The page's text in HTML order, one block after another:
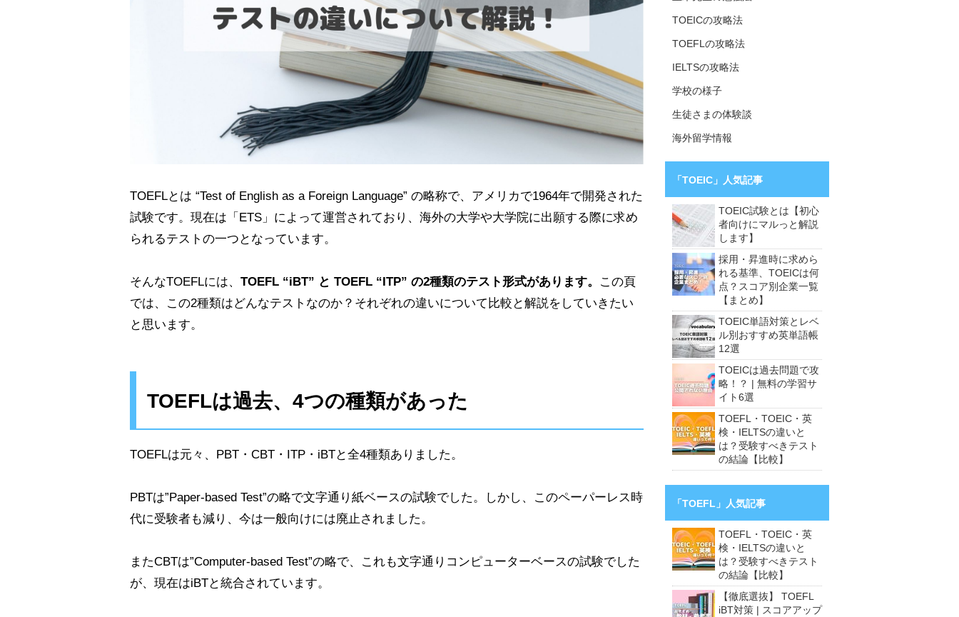
TOEFLとは “Test of English as a Foreign Language” の略称で、アメリカで1964年で開発された
試験です。現在は「ETS」によって運営されており、海外の大学や大学院に出願する際に求め
られるテストの一つとなっています。
そんなTOEFLには、 TOEFL “iBT” と TOEFL “ITP” の2種類のテスト形式があります。
この頁
では、この2種類はどんなテストなのか？それぞれの違いについて比較と解説をしていきたい
と思います。
TOEFLは過去、4つの種類があった
TOEFLは元々、PBT・CBT・ITP・iBTと全4種類ありました。
PBTは”Paper-based Test”の略で文字通り紙ベースの試験でした。しかし、このペーパーレス時
代に受験者も減り、今は一般向けには廃止されました。
またCBTは”Computer-based Test”の略で、これも文字通りコンピューターベースの試験でした
が、現在はiBTと統合されています。
TOEICの攻略法
TOEFLの攻略法
IELTSの攻略法
学校の様子
生徒さまの体験談
海外留学情報
「TOEIC」人気記事
TOEIC試験とは【初心
者向けにマルっと解説
します】
採用・昇進時に求めら
れる基準、TOEICは何
点？スコア別企業一覧
【まとめ】
TOEIC単語対策とレベ
ル別おすすめ英単語帳
12選
TOEICは過去問題で攻
略！？ | 無料の学習サ
イト6選
TOEFL・TOEIC・英
検・IELTSの違いと
は？受験すべきテスト
の結論【比較】
「TOEFL」人気記事
TOEFL・TOEIC・英
検・IELTSの違いと
は？受験すべきテスト
の結論【比較】
【徹底選抜】 TOEFL
iBT対策 | スコアアップ